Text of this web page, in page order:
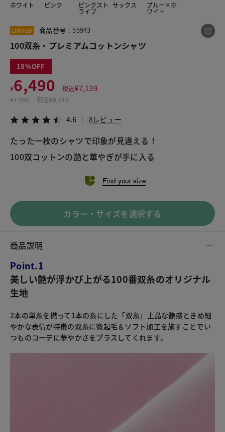
ホワイト ピンク ピンクスト
ライプ
サックス ブルー×ホ
ワイト
LIMITED 商品番号：55943
100双糸・プレミアムコットンシャツ
18
¥6,490 税込¥7,139
¥7,990 税込¥8,789
4.6 8レビュー
たった一枚のシャツで印象が見違える！
100双コットンの艶と華やぎが手に入る
Find your size
カラー・サイズを選択する
商品説明
Point.1
美しい艶が浮かび上がる100番双糸のオリジナル
生地
2本の単糸を撚って1本の糸にした「双糸」上品な艶感ときめ細
やかな表情が特徴の双糸に微起毛＆ソフト加工を施すことでい
つものコーデに華やかさをプラスしてくれます。
この商品をシェアする
100双糸・プレミアムコットンシャツ
¥6,490 税込¥7,139
LINE X